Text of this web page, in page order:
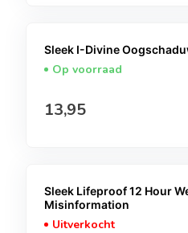
Sleek I-Divine
Op voorraad
Normale prijs
13,95
Sleek Lifeproof 12 Hour
Misinformation
Uitverkocht